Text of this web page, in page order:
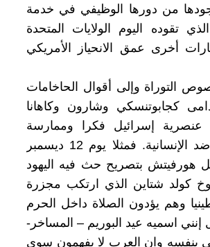
من دورها الوظيفي في خدمة
تقوده اليوم الولايات المتحدة
أخرى عمق الانحياز الأمريكي
التوراة وإلى أقوال الحاخامات
كجابوتنسكي وشارون وكاهانا
عنصرية إسرائيل فكرا وممارسة
والعنصرية جريمة من الجرائم المصنفة بأنها ضد الإنسانية. فمثلا يوم 12 ديسمبر
هورفيتش بتصريح حث فيه اليهود
كولد شتاين الذي ارتكب مجزرة
التي ذهب ضحيتها 29 فلسطينيا وهم يؤدون الصلاة داخل الحرم
اسميه عيد البوريم – المساخر-
بنفسه وان العرب لا يفهمون سوى